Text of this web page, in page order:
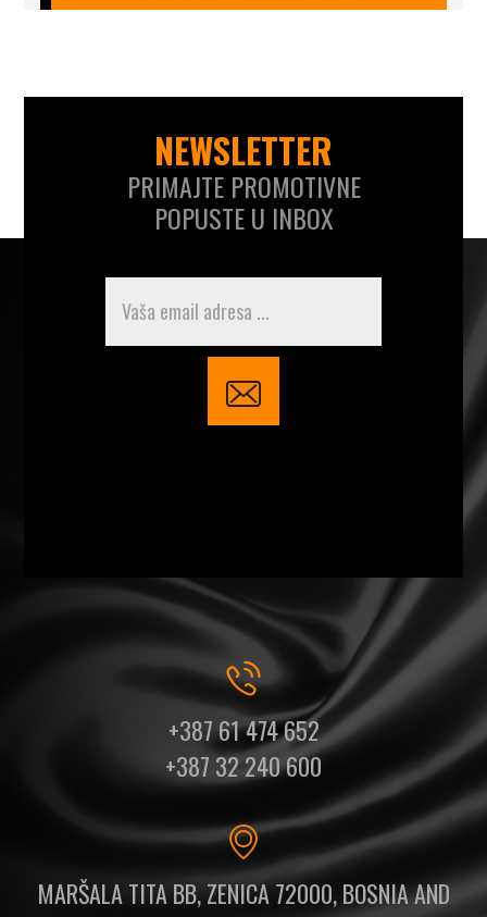
NEWSLETTER
PRIMAJTE PROMOTIVNE
POPUSTE U INBOX
+387 61 474 652
+387 32 240 600
MARŠALA TITA BB, ZENICA 72000, BOSNIA AND